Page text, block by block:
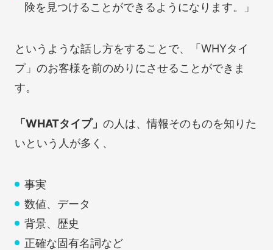
険を見つけることができるようになります。」
というような話し方をすることで、「WHYタイ
プ」のお客様を前のめりにさせることができま
す。
「WHATタイプ」 の人は、情報そのものを知りた
いという人が多く、
事実
数値、データ
背景、歴史
正確な固有名詞など